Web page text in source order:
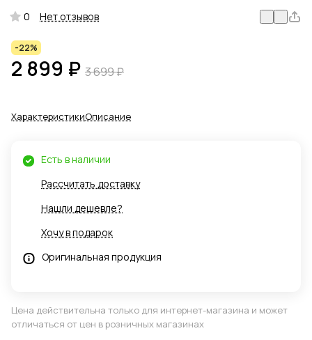
0 Нет отзывов
-22%
2 899 ₽ 3 699 ₽
ХарактеристикиОписание
Есть в наличии
Рассчитать доставку
Нашли дешевле?
Хочу в подарок
Оригинальная продукция
Цена действительна только для интернет-магазина и может
отличаться от цен в розничных магазинах